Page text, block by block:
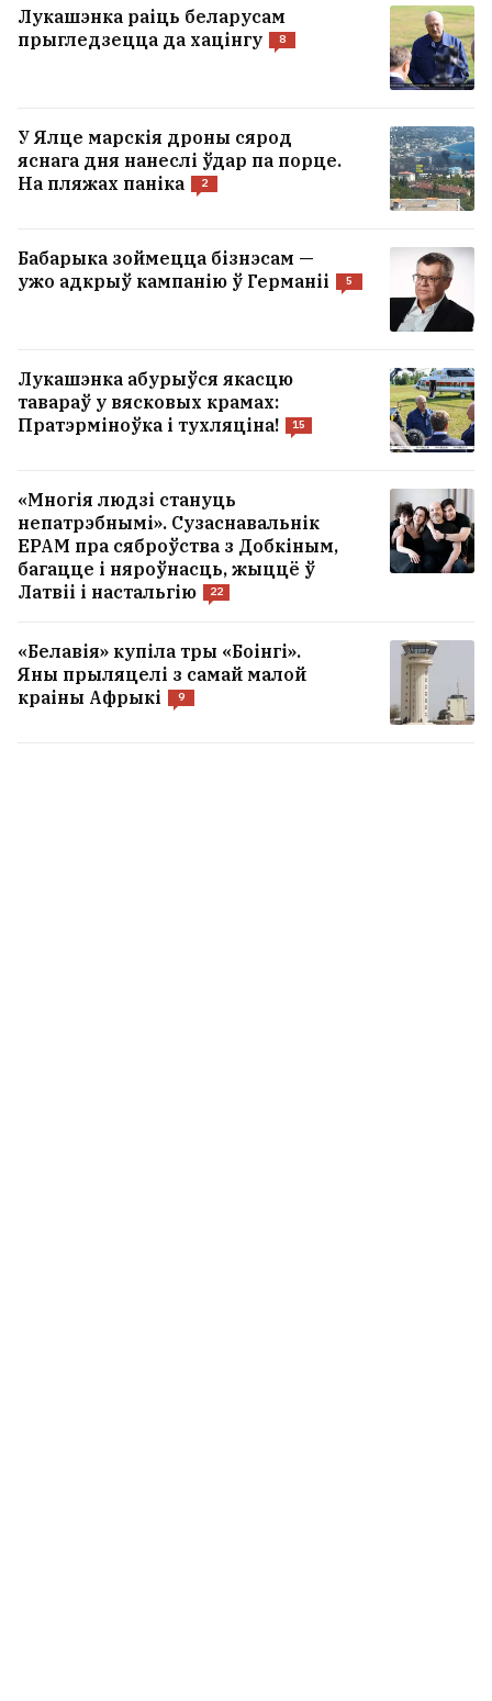
Лукашэнка раіць беларусам
прыгледзецца да хацінгу
8
У Ялце марскія дроны сярод
яснага дня нанеслі ўдар па порце.
На пляжах паніка
2
Бабарыка зоймецца бізнэсам —
ужо адкрыў кампанію ў Германіі
5
Лукашэнка абурыўся якасцю
тавараў у вясковых крамах:
Пратэрміноўка і тухляціна!
15
«Многія людзі стануць
непатрэбнымі». Сузаснавальнік
EPAM пра сяброўства з Добкіным,
багацце і няроўнасць, жыццё ў
Латвіі і настальгію
22
«Белавія» купіла тры «Боінгі».
Яны прыляцелі з самай малой
краіны Афрыкі
9
польскага серыяла «1670»
Гамяльчук атрымаў нажавое раненне ў
крыўдзіцелем і толькі потым пайшоў да
доктара
1
сутыкнуўся з грузавіком. За рулём быў
14‑гадовы падлетак
паздзекаваўся з уладальнікаў
электрамабіляў
7